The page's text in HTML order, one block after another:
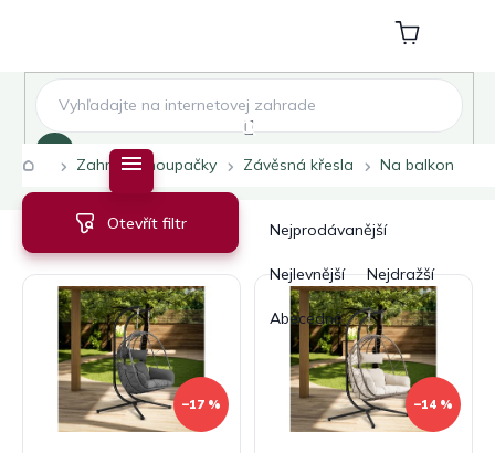
Nákupní
košík
DomůZahradní houpačky Závěsná křesla Na balkon
a
e
Nejprodávanější
Nejlevnější Nejdražší
Abecedně
Otevřít filtr
V
p
i
–17 % –14 %